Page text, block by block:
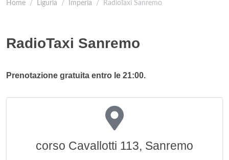
Home Liguria Imperia RadioTaxi Sanremo
RadioTaxi Sanremo
Prenotazione gratuita entro le 21:00.
corso Cavallotti 113, Sanremo